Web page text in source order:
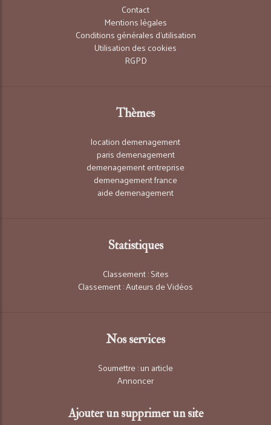
Contact
Mentions légales
Conditions générales d'utilisation
Utilisation des cookies
RGPD
Thèmes
location demenagement
paris demenagement
demenagement entreprise
demenagement france
aide demenagement
Statistiques
Classement : Sites
Classement : Auteurs de Vidéos
Nos services
Soumettre : un article
Annoncer
Ajouter un supprimer un site